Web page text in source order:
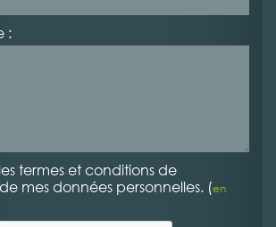
:
termes et conditions de
mes données personnelles. (en